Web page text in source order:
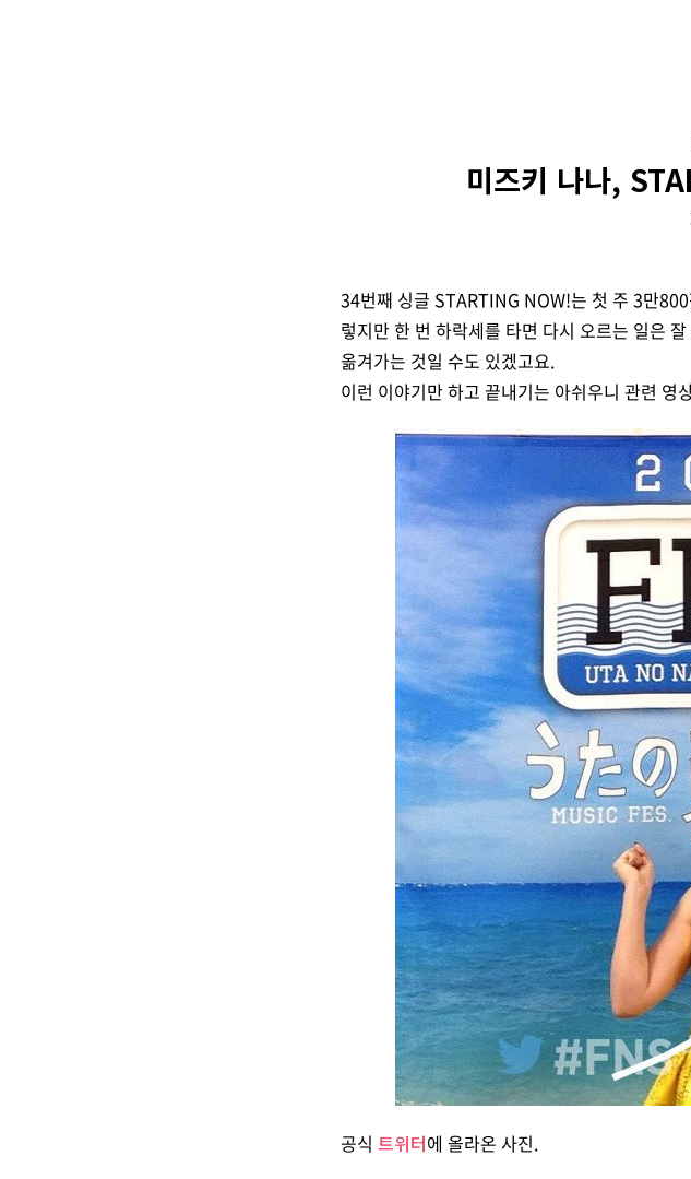
미즈키 나나,
34번째 싱글 STARTING NOW!는 첫 주 3만
렇지만 한 번 하락세를 타면 다시 오르는 일은
옮겨가는 것일 수도 있겠고요.
이런 이야기만 하고 끝내기는 아쉬우니 관련 영
공식 트위터에 올라온 사진.